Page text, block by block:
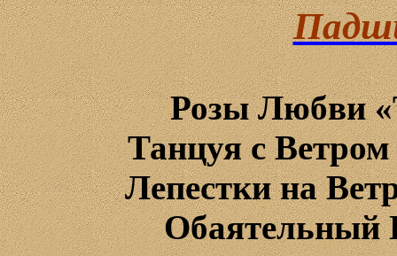
Розы Любви«
ТанцуяcВетром
Лепестки на
Обаятельный